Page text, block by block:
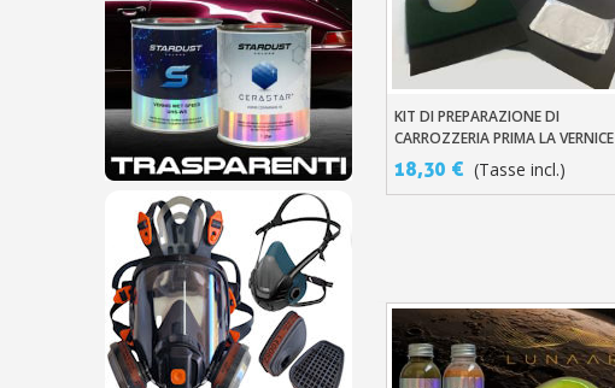
Aggiungi Al Carrello
KIT DI PREPARAZIONE DI
CARROZZERIA PRIMA LA VERNICE
18,30 € (Tasse incl.)